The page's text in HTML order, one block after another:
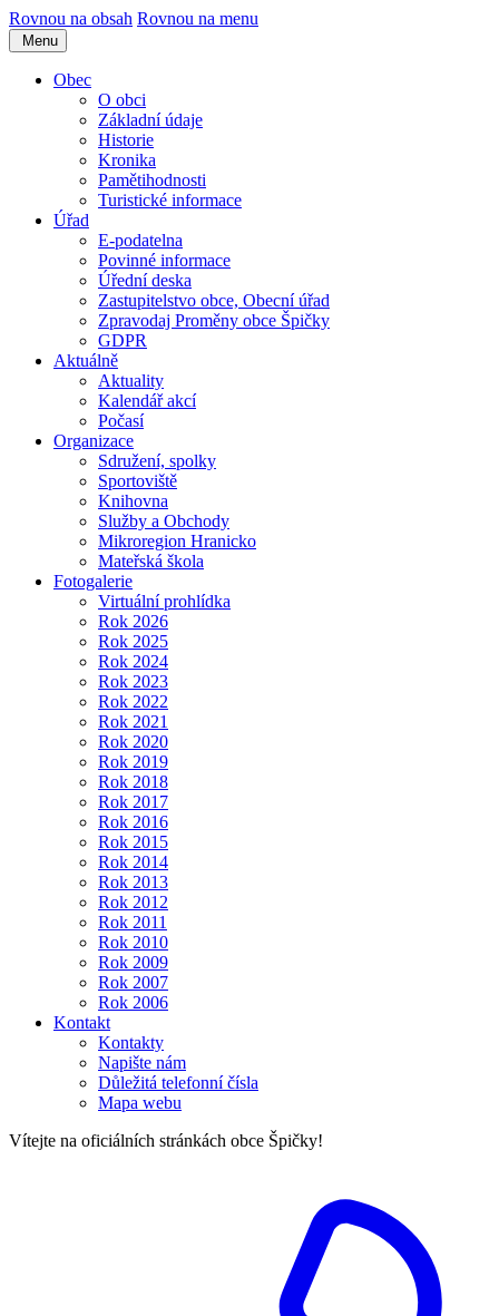
Rovnou na obsah Rovnou na menu
Menu
Obec
O obci
Základní údaje
Historie
Kronika
Pamětihodnosti
Turistické informace
Úřad
E-podatelna
Povinné informace
Úřední deska
Zastupitelstvo obce, Obecní úřad
Zpravodaj Proměny obce Špičky
GDPR
Aktuálně
Aktuality
Kalendář akcí
Počasí
Organizace
Sdružení, spolky
Sportoviště
Knihovna
Služby a Obchody
Mikroregion Hranicko
Mateřská škola
Fotogalerie
Virtuální prohlídka
Rok 2026
Rok 2025
Rok 2024
Rok 2023
Rok 2022
Rok 2021
Rok 2020
Rok 2019
Rok 2018
Rok 2017
Rok 2016
Rok 2015
Rok 2014
Rok 2013
Rok 2012
Rok 2011
Rok 2010
Rok 2009
Rok 2007
Rok 2006
Kontakt
Kontakty
Napište nám
Důležitá telefonní čísla
Mapa webu
Vítejte na oficiálních stránkách obce Špičky!